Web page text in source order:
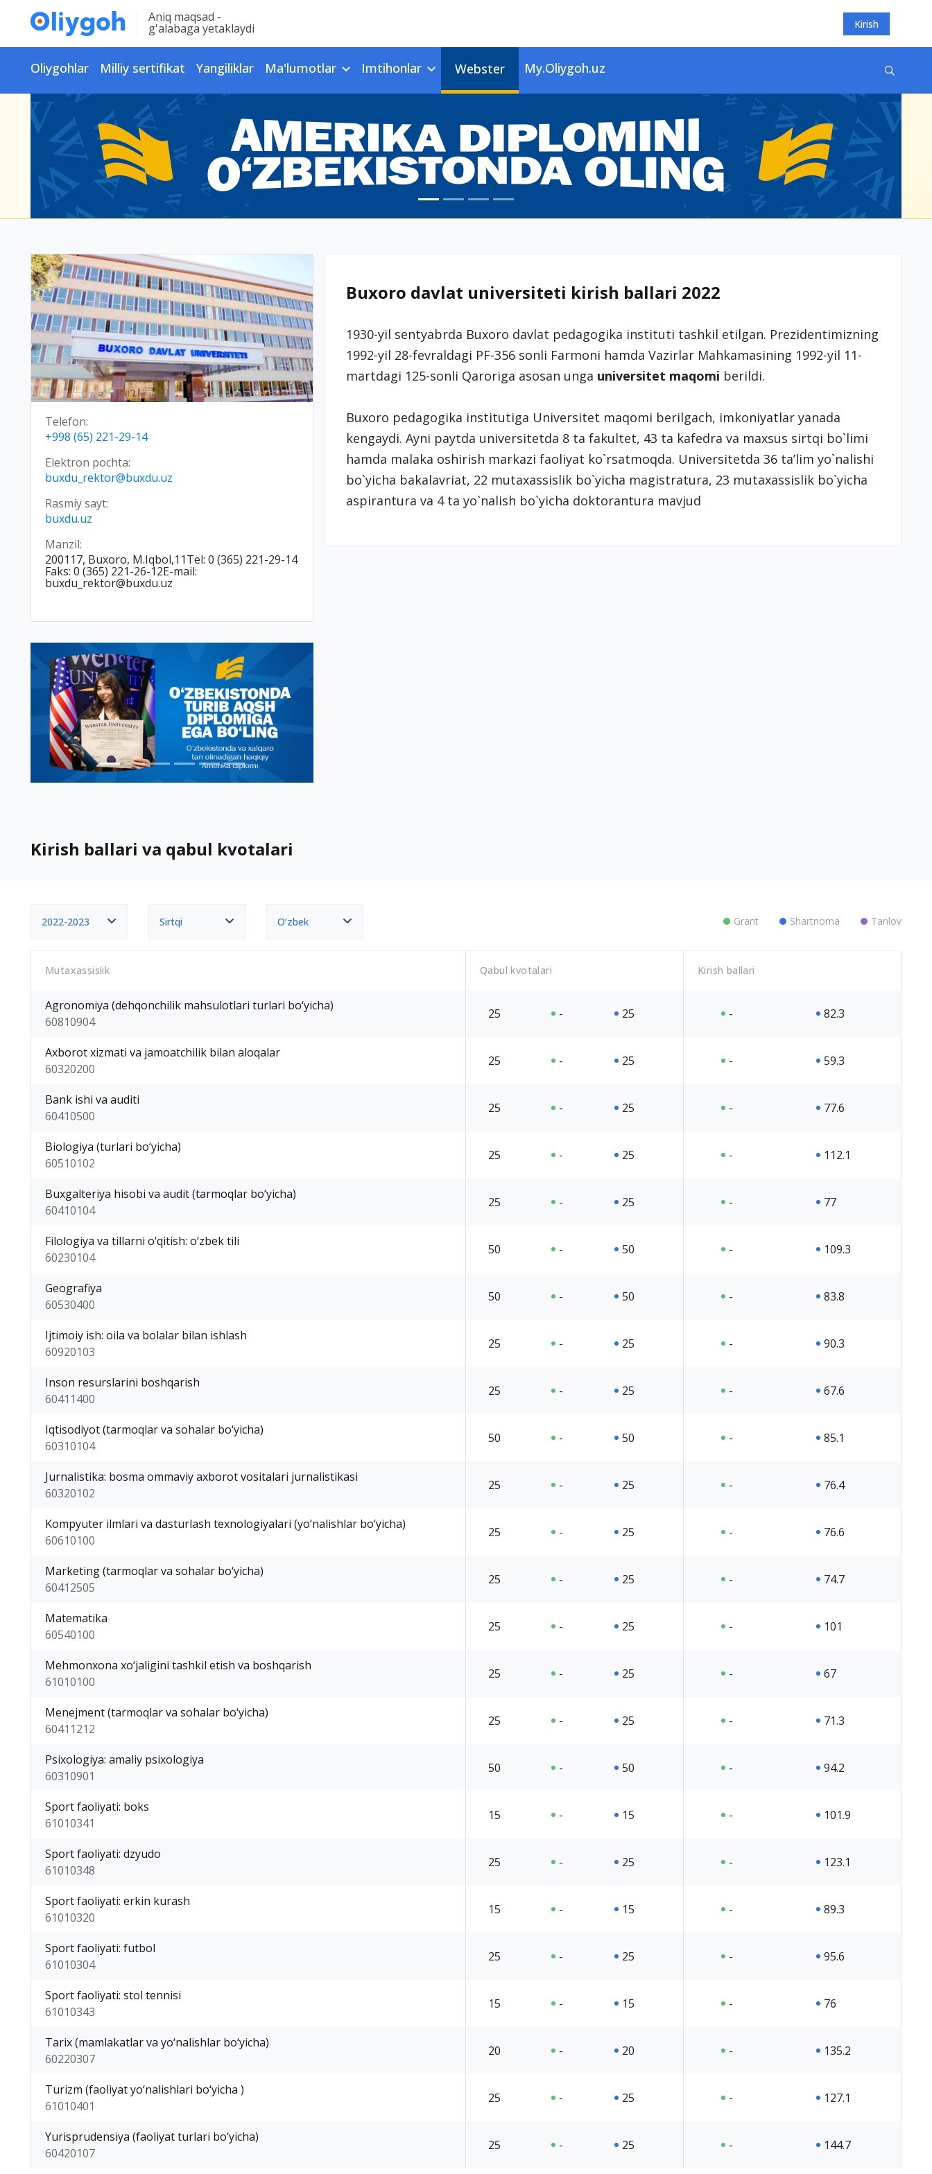
Aniq maqsad -
g'alabaga yetaklaydi Kirish
Oliygohlar Milliy sertifikat Yangiliklar Ma'lumotlar Imtihonlar Webster My.Oliygoh.uz
Telefon:
+998 (65) 221-29-14
Elektron pochta:
buxdu_rektor@buxdu.uz
Rasmiy sayt:
buxdu.uz
Manzil:
200117, Buxoro, M.Iqbol,11Tel: 0 (365) 221-29-14
Faks: 0 (365) 221-26-12E-mail:
buxdu_rektor@buxdu.uz
Buxoro davlat universiteti kirish ballari 2022
1930-yil sentyabrda Buxoro davlat pedagogika instituti tashkil etilgan. Prezidentimizning
1992-yil 28-fevraldagi PF-356 sonli Farmoni hamda Vazirlar Mahkamasining 1992-yil 11-
martdagi 125-sonli Qaroriga asosan unga universitet maqomi berildi.
Buхоrо pеdagоgika institutiga Univеrsitеt maqоmi bеrilgach, imkоniyatlar yanada
kеngaydi. Ayni paytda univеrsitеtda 8 ta fakultеt, 43 ta kafеdra va maхsus sirtqi bo`limi
hamda malaka оshirish markazi faоliyat ko`rsatmоqda. Univеrsitеtda 36 ta’lim yo`nalishi
bo`yicha bakalavriat, 22 mutaхassislik bo`yicha magistratura, 23 mutaхassislik bo`yicha
aspirantura va 4 ta yo`nalish bo`yicha dоktоrantura mavjud
Kirish ballari va qabul kvotalari
2022-2023 Sirtqi O‘zbek Grant Shartnoma Tanlov
Mutaxassislik Qabul kvotalari Kirish ballari
Agronomiya (dehqonchilik mahsulotlari turlari bo‘yicha)
60810904
25 - 25 - 82.3
Axborot xizmati va jamoatchilik bilan aloqalar
60320200
25 - 25 - 59.3
Bank ishi va auditi
60410500
25 - 25 - 77.6
Biologiya (turlari bo‘yicha)
60510102
25 - 25 - 112.1
Buxgalteriya hisobi va audit (tarmoqlar bo‘yicha)
60410104
25 - 25 - 77
Filologiya va tillarni o‘qitish: o‘zbek tili
60230104
50 - 50 - 109.3
Geografiya
60530400
50 - 50 - 83.8
Ijtimoiy ish: oila va bolalar bilan ishlash
60920103
25 - 25 - 90.3
Inson resurslarini boshqarish
60411400
25 - 25 - 67.6
Iqtisodiyot (tarmoqlar va sohalar bo‘yicha)
60310104
50 - 50 - 85.1
Jurnalistika: bosma ommaviy axborot vositalari jurnalistikasi
60320102
25 - 25 - 76.4
Kompyuter ilmlari va dasturlash texnologiyalari (yo‘nalishlar bo‘yicha)
60610100
25 - 25 - 76.6
Marketing (tarmoqlar va sohalar bo‘yicha)
60412505
25 - 25 - 74.7
Matematika
60540100
25 - 25 - 101
Mehmonxona xo‘jaligini tashkil etish va boshqarish
61010100
25 - 25 - 67
Menejment (tarmoqlar va sohalar bo‘yicha)
60411212
25 - 25 - 71.3
Psixologiya: amaliy psixologiya
60310901
50 - 50 - 94.2
Sport faoliyati: boks
61010341
15 - 15 - 101.9
Sport faoliyati: dzyudo
61010348
25 - 25 - 123.1
Sport faoliyati: erkin kurash
61010320
15 - 15 - 89.3
Sport faoliyati: futbol
61010304
25 - 25 - 95.6
Sport faoliyati: stol tennisi
61010343
15 - 15 - 76
Tarix (mamlakatlar va yo‘nalishlar bo‘yicha)
60220307
20 - 20 - 135.2
Turizm (faoliyat yo‘nalishlari bo‘yicha )
61010401
25 - 25 - 127.1
Yurisprudensiya (faoliyat turlari bo‘yicha)
60420107
25 - 25 - 144.7